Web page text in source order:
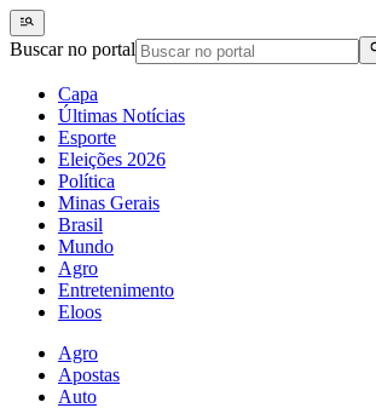
Buscar no portal
Capa
Últimas Notícias
Esporte
Eleições 2026
Política
Minas Gerais
Brasil
Mundo
Agro
Entretenimento
Eloos
Agro
Apostas
Auto